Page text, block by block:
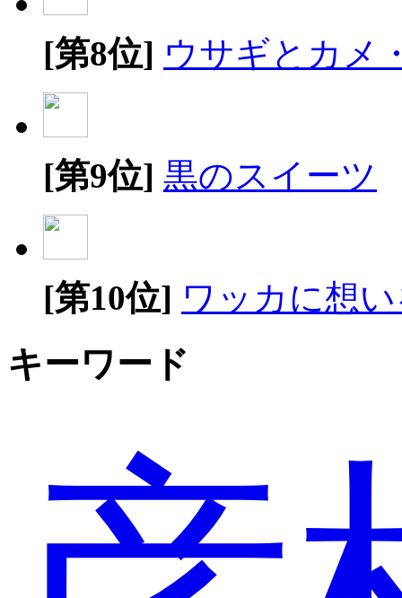
[第8位] ウサギとカメ
[第9位] 黒のスイーツ
[第10位] ワッカに想
キーワード